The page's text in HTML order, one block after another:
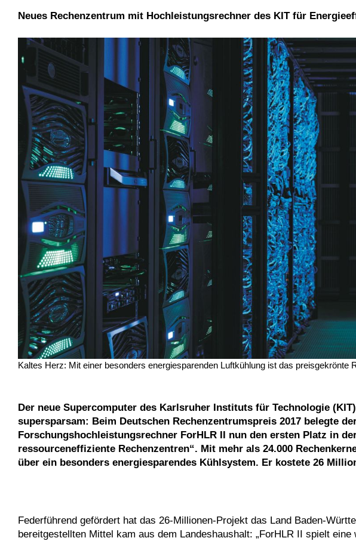
Neues Rechenzentrum mit Hochleistungsrechner des KIT für
Kaltes Herz: Mit einer besonders energiesparenden Luftkühlung ist das preisgekrönte
Der neue Supercomputer des Karlsruher Instituts für Technologie
supersparsam: Beim Deutschen Rechenzentrumspreis 2017 belegte
Forschungshochleistungsrechner ForHLR II nun den ersten Platz in
ressourceneffiziente Rechenzentren“. Mit mehr als 24.000
über ein besonders energiesparendes Kühlsystem. Er kostete 26
Federführend gefördert hat das 26-Millionen-Projekt das Land Baden-
bereitgestellten Mittel kam aus dem Landeshaushalt: „ForHLR II spielt